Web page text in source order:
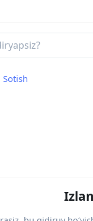
Sotish